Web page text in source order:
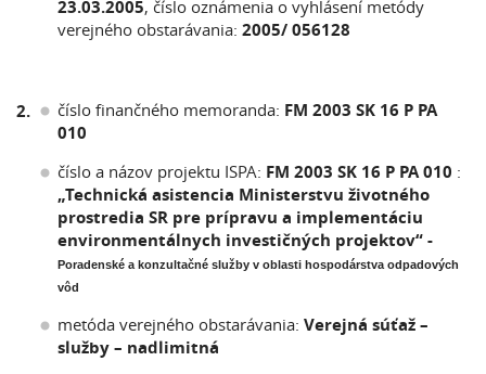
23.03.2005, číslo oznámenia o vyhlásení metódy
verejného obstarávania: 2005/ 056128
2. číslo finančného memoranda: FM 2003 SK 16 P PA
010
číslo a názov projektu ISPA: FM 2003 SK 16 P PA 010 :
„Technická asistencia Ministerstvu životného
prostredia SR pre prípravu a implementáciu
environmentálnych investičných projektov“ -
Poradenské a konzultačné služby v oblasti hospodárstva odpadových
vôd
metóda verejného obstarávania: Verejná súťaž –
služby – nadlimitná